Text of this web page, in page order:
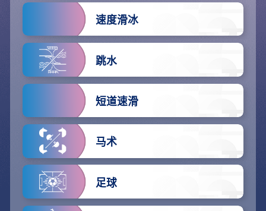
速度滑冰
跳水
短道速滑
马术
足球